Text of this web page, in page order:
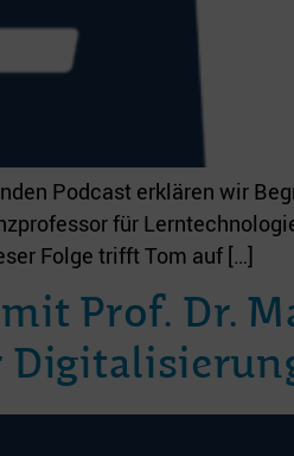
Podcast erklären wir
für
Folge trifft Tom auf […]
Prof. Dr.